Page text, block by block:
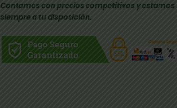
Contamos con precios competitivos y estamos
siempre a tu disposición.